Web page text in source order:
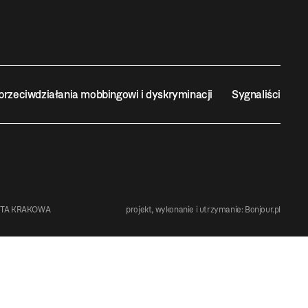
mobbingowi i dyskryminacji Sygnaliści
KRAKOWA projekt, wykonanie i utrzymanie: Bonjour.pl